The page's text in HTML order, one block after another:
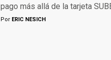
pago más allá de la tarjeta
Por ERIC NESICH